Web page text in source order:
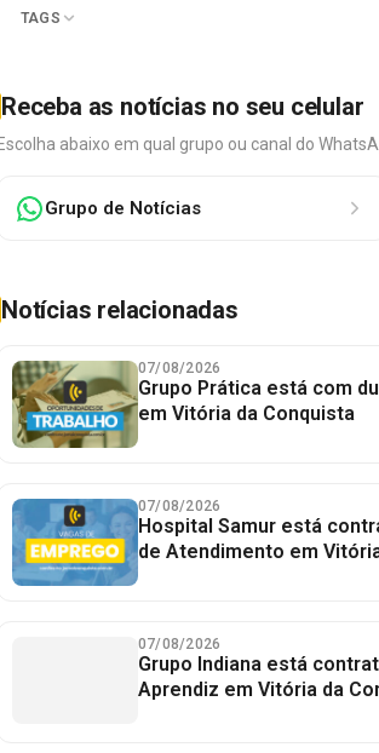
TAGS
Receba as notícias no seu celular
Escolha abaixo em qual grupo ou canal do
Grupo de Notícias
Notícias relacionadas
07/08/2026
Grupo Prática está com
em Vitória da Conquista
07/08/2026
Hospital Samur está
de Atendimento em
07/08/2026
Grupo Indiana está
Aprendiz em Vitória da